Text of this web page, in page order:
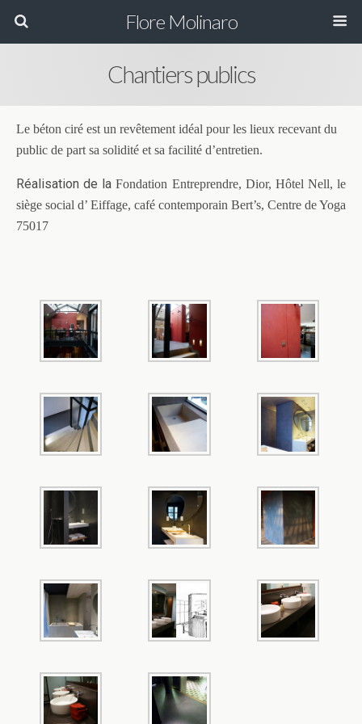
Flore Molinaro
Chantiers publics
Le béton ciré est un revêtement idéal pour les lieux recevant du
public de part sa solidité et sa facilité d’entretien.
Réalisation de laFondation Entreprendre, Dior, Hôtel Nell, le
siège social d’ Eiffage, café contemporain Bert’s, Centre de Yoga
75017